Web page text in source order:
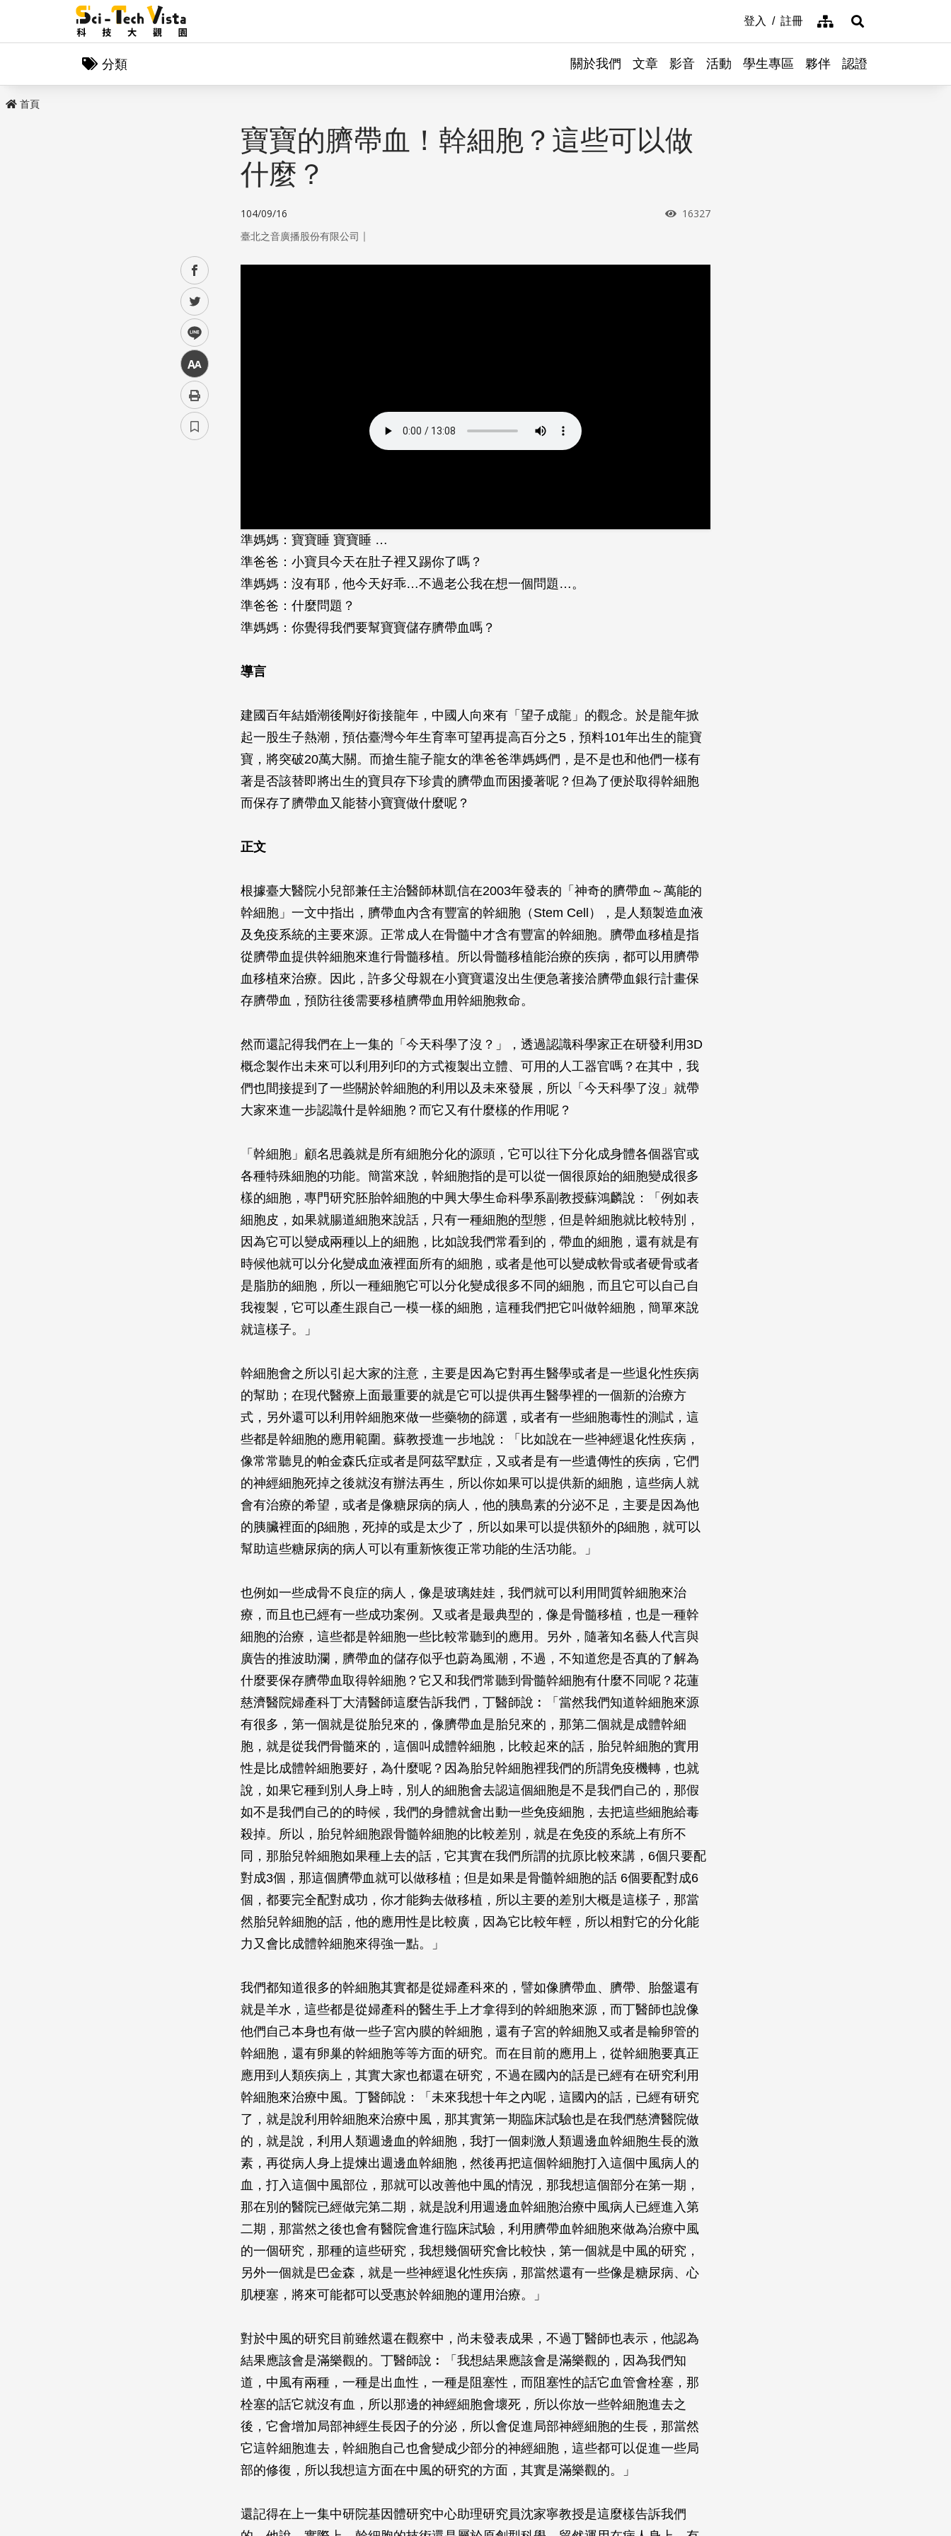
登入 註冊 網站導覽展開搜尋
分類 關於我們 文章 影音 活動 學生專區 夥伴 認證
首頁
facebook
twitter
line
中
寶寶的臍帶血！幹細胞？這些可以做
什麼？
104/09/16 瀏覽次數
16327
臺北之音廣播股份有限公司 ｜
準媽媽：寶寶睡 寶寶睡 …
準爸爸：小寶貝今天在肚子裡又踢你了嗎？
準媽媽：沒有耶，他今天好乖…不過老公我在想一個問題…。
準爸爸：什麼問題？
準媽媽：你覺得我們要幫寶寶儲存臍帶血嗎？
導言
建國百年結婚潮後剛好銜接龍年，中國人向來有「望子成龍」的觀念。於是龍年掀
起一股生子熱潮，預估臺灣今年生育率可望再提高百分之5，預料101年出生的龍寶
寶，將突破20萬大關。而搶生龍子龍女的準爸爸準媽媽們，是不是也和他們一樣有
著是否該替即將出生的寶貝存下珍貴的臍帶血而困擾著呢？但為了便於取得幹細胞
而保存了臍帶血又能替小寶寶做什麼呢？
正文
根據臺大醫院小兒部兼任主治醫師林凱信在2003年發表的「神奇的臍帶血～萬能的
幹細胞」一文中指出，臍帶血內含有豐富的幹細胞（Stem Cell），是人類製造血液
及免疫系統的主要來源。正常成人在骨髓中才含有豐富的幹細胞。臍帶血移植是指
從臍帶血提供幹細胞來進行骨髓移植。所以骨髓移植能治療的疾病，都可以用臍帶
血移植來治療。因此，許多父母親在小寶寶還沒出生便急著接洽臍帶血銀行計畫保
存臍帶血，預防往後需要移植臍帶血用幹細胞救命。
然而還記得我們在上一集的「今天科學了沒？」，透過認識科學家正在研發利用3D
概念製作出未來可以利用列印的方式複製出立體、可用的人工器官嗎？在其中，我
們也間接提到了一些關於幹細胞的利用以及未來發展，所以「今天科學了沒」就帶
大家來進一步認識什是幹細胞？而它又有什麼樣的作用呢？
「幹細胞」顧名思義就是所有細胞分化的源頭，它可以往下分化成身體各個器官或
各種特殊細胞的功能。簡當來說，幹細胞指的是可以從一個很原始的細胞變成很多
樣的細胞，專門研究胚胎幹細胞的中興大學生命科學系副教授蘇鴻麟說：「例如表
細胞皮，如果就腸道細胞來說話，只有一種細胞的型態，但是幹細胞就比較特別，
因為它可以變成兩種以上的細胞，比如說我們常看到的，帶血的細胞，還有就是有
時候他就可以分化變成血液裡面所有的細胞，或者是他可以變成軟骨或者硬骨或者
是脂肪的細胞，所以一種細胞它可以分化變成很多不同的細胞，而且它可以自己自
我複製，它可以產生跟自己一模一樣的細胞，這種我們把它叫做幹細胞，簡單來說
就這樣子。」
幹細胞會之所以引起大家的注意，主要是因為它對再生醫學或者是一些退化性疾病
的幫助；在現代醫療上面最重要的就是它可以提供再生醫學裡的一個新的治療方
式，另外還可以利用幹細胞來做一些藥物的篩選，或者有一些細胞毒性的測試，這
些都是幹細胞的應用範圍。蘇教授進一步地說：「比如說在一些神經退化性疾病，
像常常聽見的帕金森氏症或者是阿茲罕默症，又或者是有一些遺傳性的疾病，它們
的神經細胞死掉之後就沒有辦法再生，所以你如果可以提供新的細胞，這些病人就
會有治療的希望，或者是像糖尿病的病人，他的胰島素的分泌不足，主要是因為他
的胰臟裡面的β細胞，死掉的或是太少了，所以如果可以提供額外的β細胞，就可以
幫助這些糖尿病的病人可以有重新恢復正常功能的生活功能。」
也例如一些成骨不良症的病人，像是玻璃娃娃，我們就可以利用間質幹細胞來治
療，而且也已經有一些成功案例。又或者是最典型的，像是骨髓移植，也是一種幹
細胞的治療，這些都是幹細胞一些比較常聽到的應用。另外，隨著知名藝人代言與
廣告的推波助瀾，臍帶血的儲存似乎也蔚為風潮，不過，不知道您是否真的了解為
什麼要保存臍帶血取得幹細胞？它又和我們常聽到骨髓幹細胞有什麼不同呢？花蓮
慈濟醫院婦產科丁大清醫師這麼告訴我們，丁醫師說︰「當然我們知道幹細胞來源
有很多，第一個就是從胎兒來的，像臍帶血是胎兒來的，那第二個就是成體幹細
胞，就是從我們骨髓來的，這個叫成體幹細胞，比較起來的話，胎兒幹細胞的實用
性是比成體幹細胞要好，為什麼呢？因為胎兒幹細胞裡我們的所謂免疫機轉，也就
說，如果它種到別人身上時，別人的細胞會去認這個細胞是不是我們自己的，那假
如不是我們自己的的時候，我們的身體就會出動一些免疫細胞，去把這些細胞給毒
殺掉。所以，胎兒幹細胞跟骨髓幹細胞的比較差別，就是在免疫的系統上有所不
同，那胎兒幹細胞如果種上去的話，它其實在我們所謂的抗原比較來講，6個只要配
對成3個，那這個臍帶血就可以做移植；但是如果是骨髓幹細胞的話 6個要配對成6
個，都要完全配對成功，你才能夠去做移植，所以主要的差別大概是這樣子，那當
然胎兒幹細胞的話，他的應用性是比較廣，因為它比較年輕，所以相對它的分化能
力又會比成體幹細胞來得強一點。」
我們都知道很多的幹細胞其實都是從婦產科來的，譬如像臍帶血、臍帶、胎盤還有
就是羊水，這些都是從婦產科的醫生手上才拿得到的幹細胞來源，而丁醫師也說像
他們自己本身也有做一些子宮內膜的幹細胞，還有子宮的幹細胞又或者是輸卵管的
幹細胞，還有卵巢的幹細胞等等方面的研究。而在目前的應用上，從幹細胞要真正
應用到人類疾病上，其實大家也都還在研究，不過在國內的話是已經有在研究利用
幹細胞來治療中風。丁醫師說：「未來我想十年之內呢，這國內的話，已經有研究
了，就是說利用幹細胞來治療中風，那其實第一期臨床試驗也是在我們慈濟醫院做
的，就是說，利用人類週邊血的幹細胞，我打一個刺激人類週邊血幹細胞生長的激
素，再從病人身上提煉出週邊血幹細胞，然後再把這個幹細胞打入這個中風病人的
血，打入這個中風部位，那就可以改善他中風的情況，那我想這個部分在第一期，
那在別的醫院已經做完第二期，就是說利用週邊血幹細胞治療中風病人已經進入第
二期，那當然之後也會有醫院會進行臨床試驗，利用臍帶血幹細胞來做為治療中風
的一個研究，那種的這些研究，我想幾個研究會比較快，第一個就是中風的研究，
另外一個就是巴金森，就是一些神經退化性疾病，那當然還有一些像是糖尿病、心
肌梗塞，將來可能都可以受惠於幹細胞的運用治療。」
對於中風的研究目前雖然還在觀察中，尚未發表成果，不過丁醫師也表示，他認為
結果應該會是滿樂觀的。丁醫師說︰「我想結果應該會是滿樂觀的，因為我們知
道，中風有兩種，一種是出血性，一種是阻塞性，而阻塞性的話它血管會栓塞，那
栓塞的話它就沒有血，所以那邊的神經細胞會壞死，所以你放一些幹細胞進去之
後，它會增加局部神經生長因子的分泌，所以會促進局部神經細胞的生長，那當然
它這幹細胞進去，幹細胞自己也會變成少部分的神經細胞，這些都可以促進一些局
部的修復，所以我想這方面在中風的研究的方面，其實是滿樂觀的。」
還記得在上一集中研院基因體研究中心助理研究員沈家寧教授是這麼樣告訴我們